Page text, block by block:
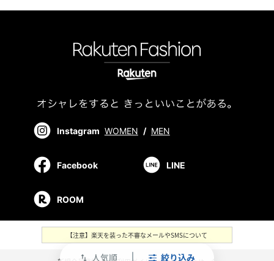
swap_vert 人気順 絞り込み
Instagram WOMEN / MEN
Facebook LINE
ROOM
【注意】楽天を装った不審なメールやSMSについて